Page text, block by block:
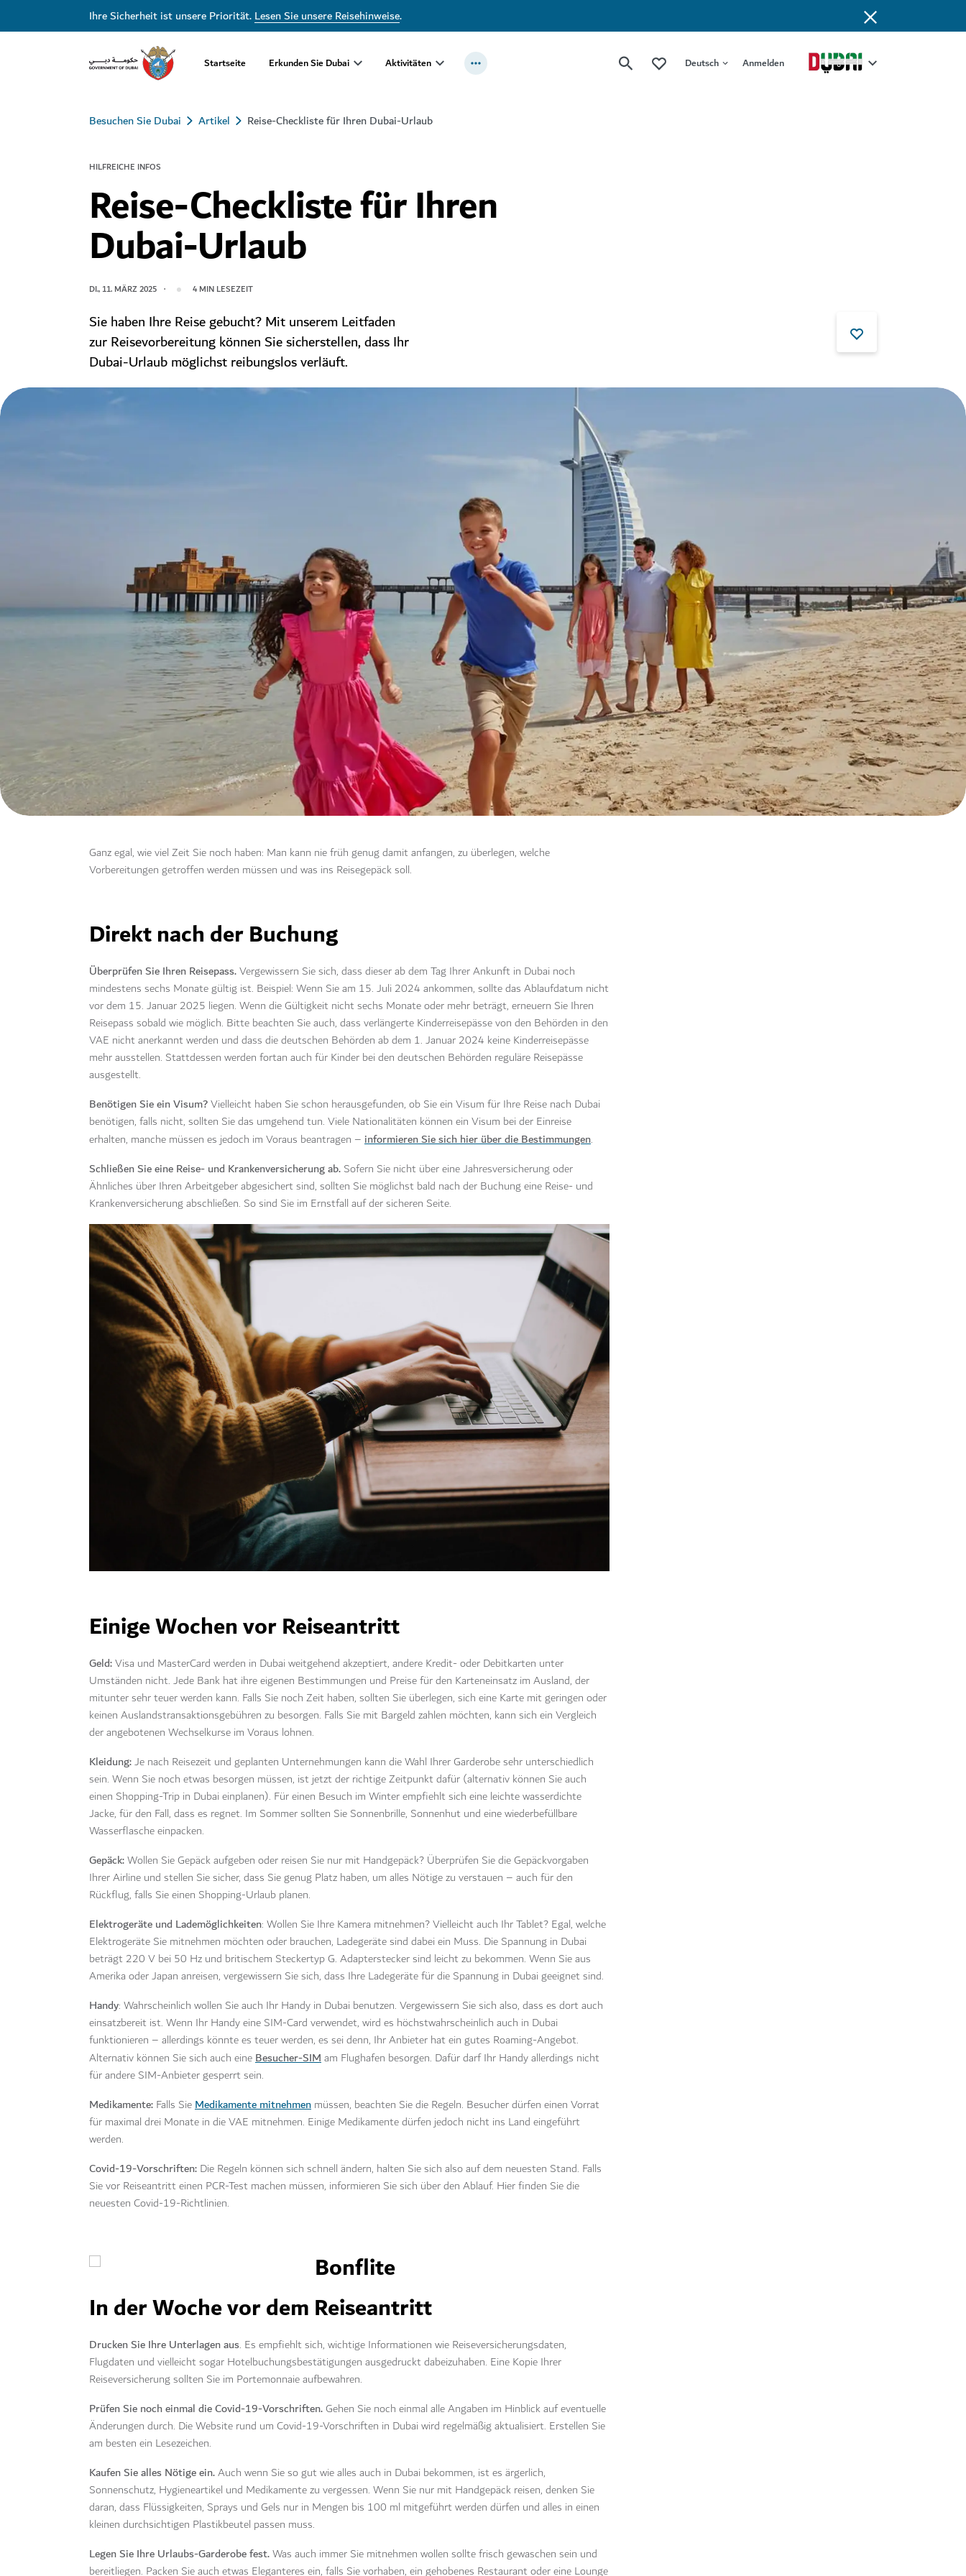
Ihre Sicherheit ist unsere Priorität.Lesen Sie unsere Reisehinweise.
Startseite Erkunden Sie Dubai Aktivitäten Deutsch Anmelden
Besuchen Sie Dubai Artikel Reise-Checkliste für Ihren Dubai-Urlaub
HILFREICHE INFOS
Reise-Checkliste für Ihren
Dubai-Urlaub
DI., 11. MÄRZ 2025 4 MIN LESEZEIT
Sie haben Ihre Reise gebucht? Mit unserem Leitfaden
zur Reisevorbereitung können Sie sicherstellen, dass Ihr
Dubai-Urlaub möglichst reibungslos verläuft.
Ganz egal, wie viel Zeit Sie noch haben: Man kann nie früh genug damit anfangen, zu überlegen, welche
Vorbereitungen getroffen werden müssen und was ins Reisegepäck soll.
Direkt nach der Buchung
Überprüfen Sie Ihren Reisepass.Vergewissern Sie sich, dass dieser ab dem Tag Ihrer Ankunft in Dubai noch
mindestens sechs Monate gültig ist. Beispiel: Wenn Sie am 15. Juli 2024 ankommen, sollte das Ablaufdatum nicht
vor dem 15. Januar 2025 liegen. Wenn die Gültigkeit nicht sechs Monate oder mehr beträgt, erneuern Sie Ihren
Reisepass sobald wie möglich. Bitte beachten Sie auch, dass verlängerte Kinderreisepässe von den Behörden in den
VAE nicht anerkannt werden und dass die deutschen Behörden ab dem 1. Januar 2024 keine Kinderreisepässe
mehr ausstellen. Stattdessen werden fortan auch für Kinder bei den deutschen Behörden reguläre Reisepässe
ausgestellt.
Benötigen Sie ein Visum?Vielleicht haben Sie schon herausgefunden, ob Sie ein Visum für Ihre Reise nach Dubai
benötigen, falls nicht, sollten Sie das umgehend tun. Viele Nationalitäten können ein Visum bei der Einreise
erhalten, manche müssen es jedoch im Voraus beantragen – informieren Sie sich hier über die Bestimmungen.
Schließen Sie eine Reise- und Krankenversicherung ab. Sofern Sie nicht über eine Jahresversicherung oder
Ähnliches über Ihren Arbeitgeber abgesichert sind, sollten Sie möglichst bald nach der Buchung eine Reise- und
Krankenversicherung abschließen. So sind Sie im Ernstfall auf der sicheren Seite.
Einige Wochen vor Reiseantritt
Geld:Visa und MasterCard werden in Dubai weitgehend akzeptiert, andere Kredit- oder Debitkarten unter
Umständen nicht. Jede Bank hat ihre eigenen Bestimmungen und Preise für den Karteneinsatz im Ausland, der
mitunter sehr teuer werden kann. Falls Sie noch Zeit haben, sollten Sie überlegen, sich eine Karte mit geringen oder
keinen Auslandstransaktionsgebühren zu besorgen. Falls Sie mit Bargeld zahlen möchten, kann sich ein Vergleich
der angebotenen Wechselkurse im Voraus lohnen.
Kleidung:Je nach Reisezeit und geplanten Unternehmungen kann die Wahl Ihrer Garderobe sehr unterschiedlich
sein. Wenn Sie noch etwas besorgen müssen, ist jetzt der richtige Zeitpunkt dafür (alternativ können Sie auch
einen Shopping-Trip in Dubai einplanen). Für einen Besuch im Winter empfiehlt sich eine leichte wasserdichte
Jacke, für den Fall, dass es regnet. Im Sommer sollten Sie Sonnenbrille, Sonnenhut und eine wiederbefüllbare
Wasserflasche einpacken.
Gepäck:Wollen Sie Gepäck aufgeben oder reisen Sie nur mit Handgepäck? Überprüfen Sie die Gepäckvorgaben
Ihrer Airline und stellen Sie sicher, dass Sie genug Platz haben, um alles Nötige zu verstauen – auch für den
Rückflug, falls Sie einen Shopping-Urlaub planen.
Elektrogeräteund Lademöglichkeiten: Wollen Sie Ihre Kamera mitnehmen? Vielleicht auch Ihr Tablet? Egal, welche
Elektrogeräte Sie mitnehmen möchten oder brauchen, Ladegeräte sind dabei ein Muss. Die Spannung in Dubai
beträgt 220 V bei 50 Hz und britischem Steckertyp G. Adapterstecker sind leicht zu bekommen. Wenn Sie aus
Amerika oder Japan anreisen, vergewissern Sie sich, dass Ihre Ladegeräte für die Spannung in Dubai geeignet sind.
Handy: Wahrscheinlich wollen Sie auch Ihr Handy in Dubai benutzen. Vergewissern Sie sich also, dass es dort auch
einsatzbereit ist. Wenn Ihr Handy eine SIM-Card verwendet, wird es höchstwahrscheinlich auch in Dubai
funktionieren – allerdings könnte es teuer werden, es sei denn, Ihr Anbieter hat ein gutes Roaming-Angebot.
Alternativ können Sie sich auch eineBesucher-SIMam Flughafen besorgen. Dafür darf Ihr Handy allerdings nicht
für andere SIM-Anbieter gesperrt sein.
Medikamente: Falls SieMedikamente mitnehmen müssen, beachten Sie die Regeln. Besucher dürfen einen Vorrat
für maximal drei Monate in die VAE mitnehmen. Einige Medikamente dürfen jedoch nicht ins Land eingeführt
werden.
Covid-19-Vorschriften: Die Regeln können sich schnell ändern, halten Sie sich also auf dem neuesten Stand. Falls
Sie vor Reiseantritt einen PCR-Test machen müssen, informieren Sie sich über den Ablauf. Hier finden Sie die
neuesten Covid-19-Richtlinien.
In der Woche vor dem Reiseantritt
Drucken Sie Ihre Unterlagen aus. Es empfiehlt sich, wichtige Informationen wie Reiseversicherungsdaten,
Flugdaten und vielleicht sogar Hotelbuchungsbestätigungen ausgedruckt dabeizuhaben. Eine Kopie Ihrer
Reiseversicherung sollten Sie im Portemonnaie aufbewahren.
Prüfen Sie noch einmal die Covid-19-Vorschriften. Gehen Sie noch einmal alle Angaben im Hinblick auf eventuelle
Änderungen durch. Die Website rund um Covid-19-Vorschriften in Dubai wird regelmäßig aktualisiert. Erstellen Sie
am besten ein Lesezeichen.
Kaufen Sie alles Nötige ein.Auch wenn Sie so gut wie alles auch in Dubai bekommen, ist es ärgerlich,
Sonnenschutz, Hygieneartikel und Medikamente zu vergessen. Wenn Sie nur mit Handgepäck reisen, denken Sie
daran, dass Flüssigkeiten, Sprays und Gels nur in Mengen bis 100 ml mitgeführt werden dürfen und alles in einen
kleinen durchsichtigen Plastikbeutel passen muss.
Legen Sie Ihre Urlaubs-Garderobe fest.Was auch immer Sie mitnehmen wollen sollte frisch gewaschen sein und
bereitliegen. Packen Sie auch etwas Eleganteres ein, falls Sie vorhaben, ein gehobenes Restaurant oder eine Lounge